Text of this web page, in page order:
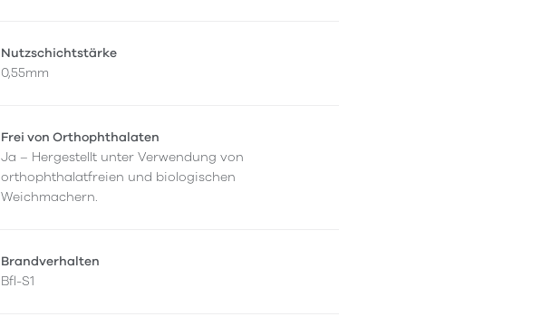
Nutzschichtstärke
0,55mm
Frei von Orthophthalaten
Ja – Hergestellt unter Verwendung von
orthophthalatfreien und biologischen
Weichmachern.
Brandverhalten
Bfl-S1